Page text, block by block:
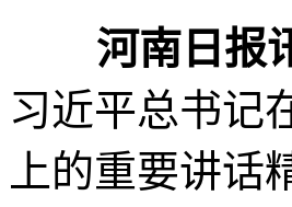
河南日报
习近平总书记
上的重要讲